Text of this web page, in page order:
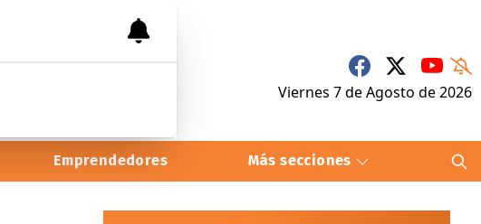
Viernes 7deAgosto de 2026
Emprendedores Más secciones